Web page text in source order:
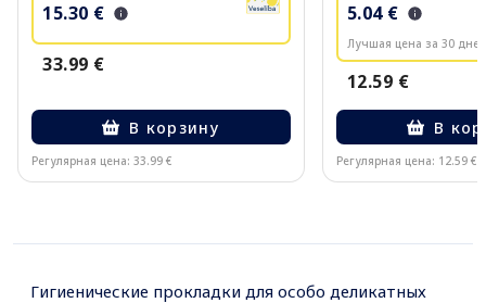
15.30 €
33.99 €
В корзину
Регулярная цена: 33.99 €
5.04 €
Лучшая цена за 30
12.59 €
В
Регулярная цена: 12.59 €
Гигиенические прокладки для особо деликатных